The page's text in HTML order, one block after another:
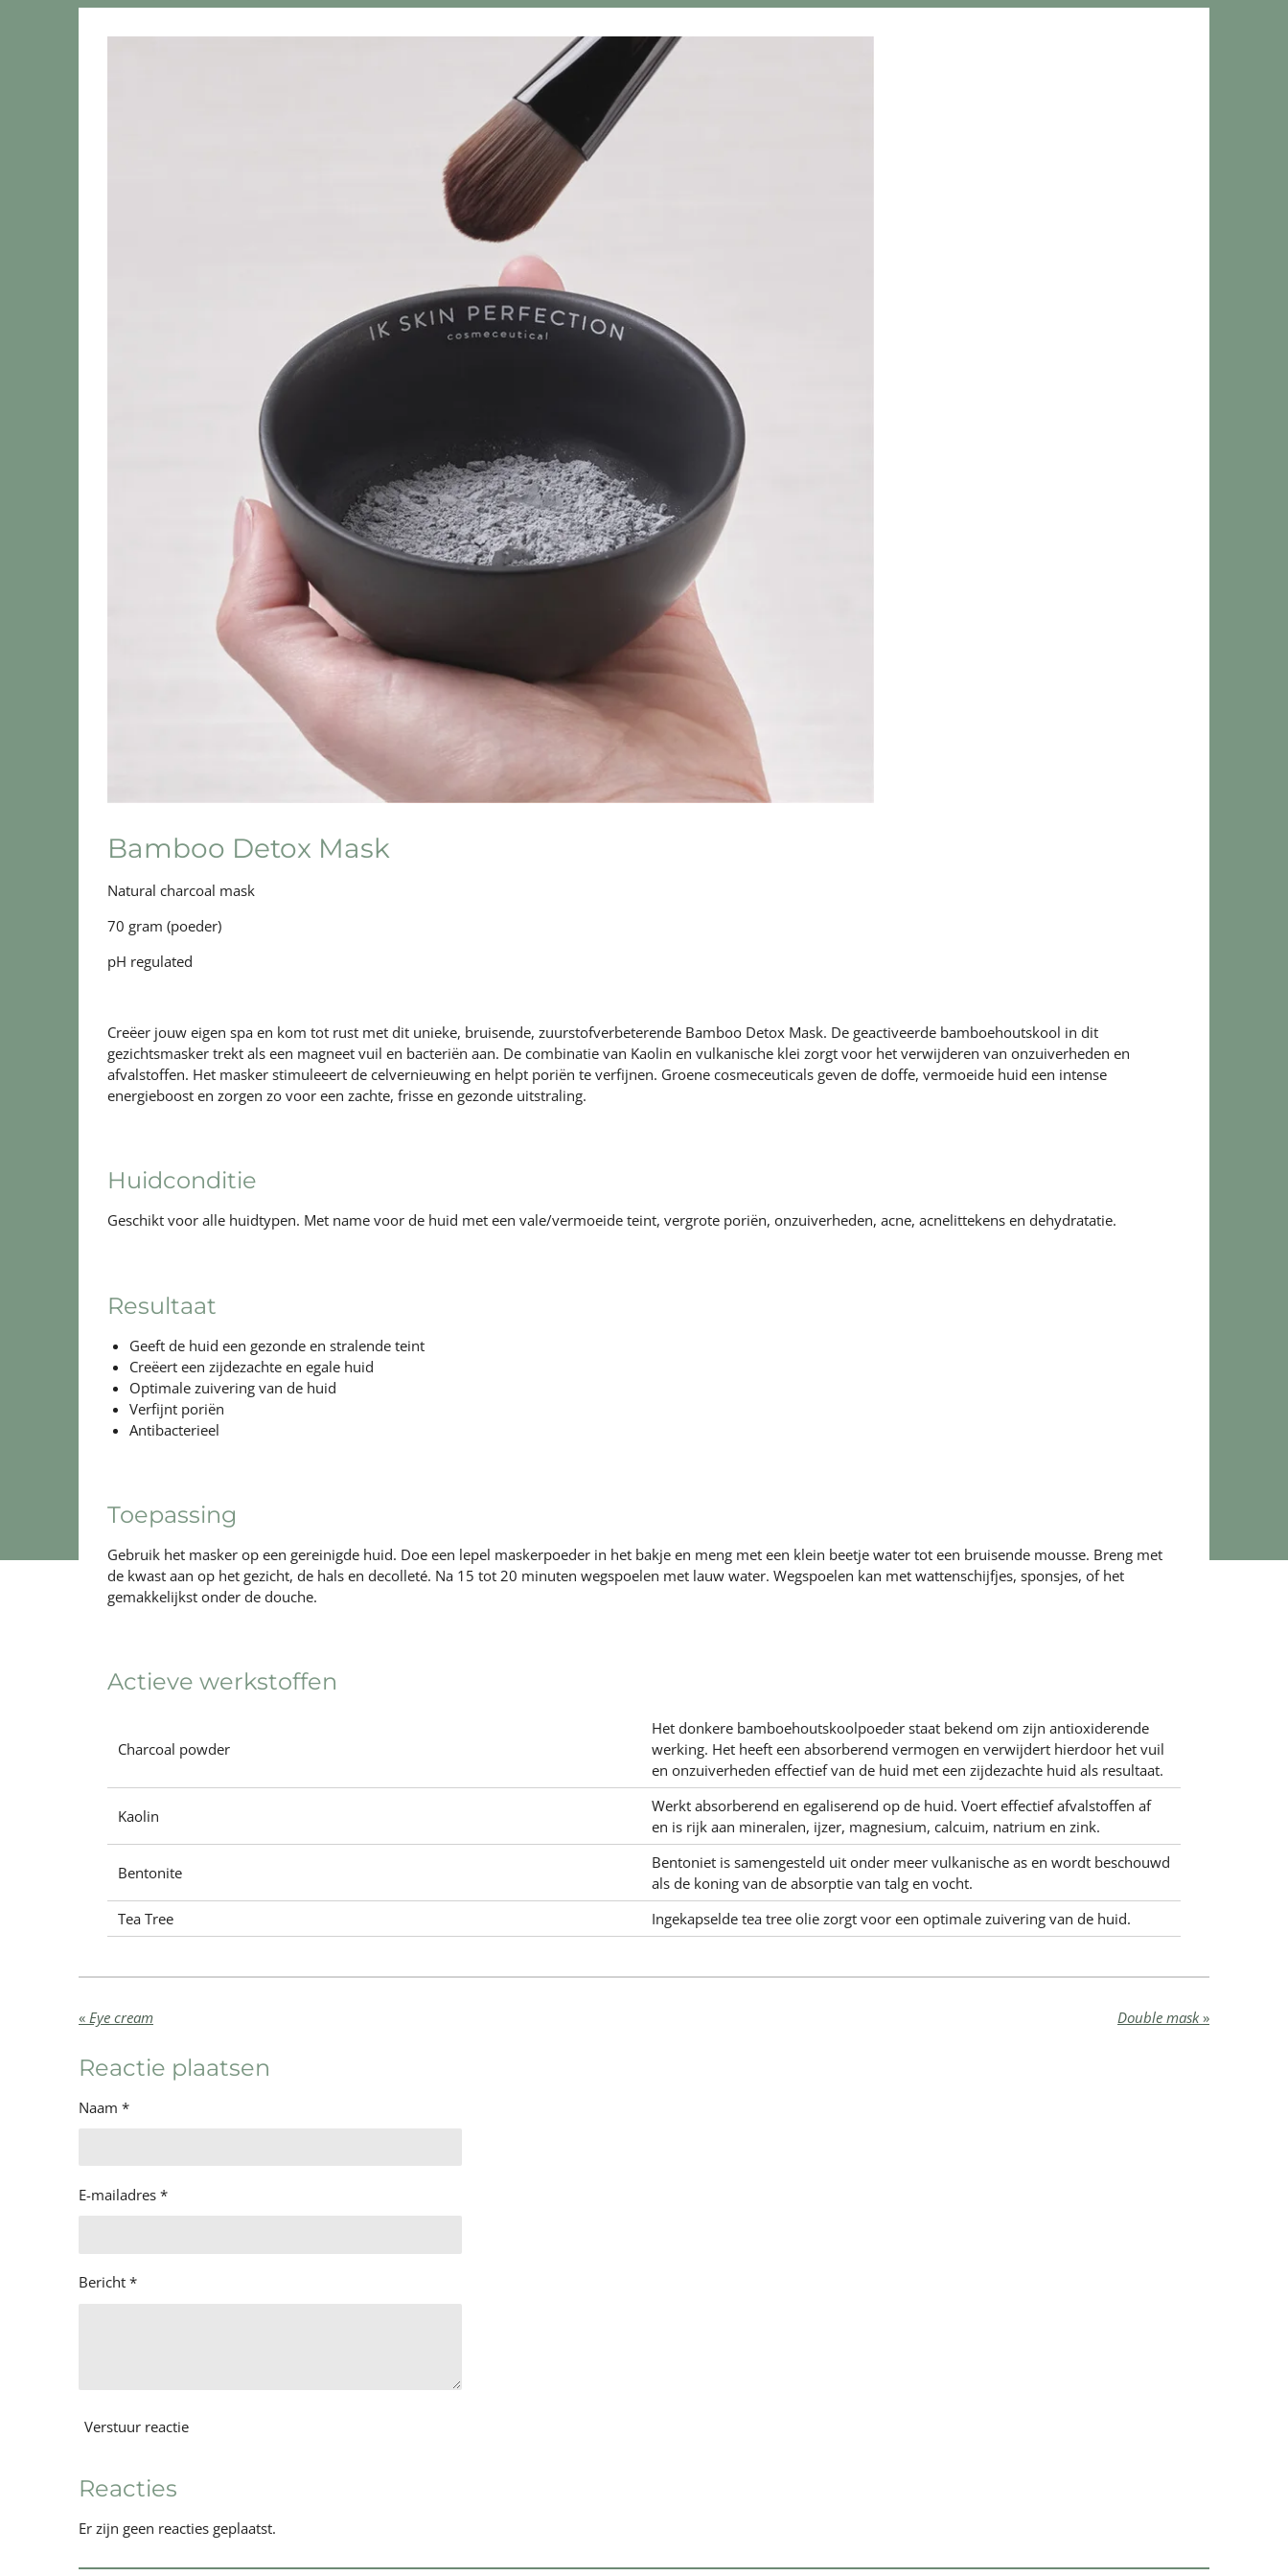
Bamboo Detox Mask
Natural charcoal mask
70 gram (poeder)
pH regulated
Creëer jouw eigen spa en kom tot rust met dit unieke, bruisende, zuurstofverbeterende Bamboo Detox Mask. De geactiveerde bamboehoutskool in dit
gezichtsmasker trekt als een magneet vuil en bacteriën aan. De combinatie van Kaolin en vulkanische klei zorgt voor het verwijderen van onzuiverheden en
afvalstoffen. Het masker stimuleeert de celvernieuwing en helpt poriën te verfijnen. Groene cosmeceuticals geven de doffe, vermoeide huid een intense
energieboost en zorgen zo voor een zachte, frisse en gezonde uitstraling.
Huidconditie
Geschikt voor alle huidtypen. Met name voor de huid met een vale/vermoeide teint, vergrote poriën, onzuiverheden, acne, acnelittekens en dehydratatie.
Resultaat
Geeft de huid een gezonde en stralende teint
Creëert een zijdezachte en egale huid
Optimale zuivering van de huid
Verfijnt poriën
Antibacterieel
Toepassing
Gebruik het masker op een gereinigde huid. Doe een lepel maskerpoeder in het bakje en meng met een klein beetje water tot een bruisende mousse. Breng met
de kwast aan op het gezicht, de hals en decolleté. Na 15 tot 20 minuten wegspoelen met lauw water. Wegspoelen kan met wattenschijfjes, sponsjes, of het
gemakkelijkst onder de douche.
Actieve werkstoffen
Charcoal powder
Het donkere bamboehoutskoolpoeder staat bekend om zijn antioxiderende
werking. Het heeft een absorberend vermogen en verwijdert hierdoor het vuil
en onzuiverheden effectief van de huid met een zijdezachte huid als resultaat.
Kaolin
Werkt absorberend en egaliserend op de huid. Voert effectief afvalstoffen af
en is rijk aan mineralen, ijzer, magnesium, calcuim, natrium en zink.
Bentonite
Bentoniet is samengesteld uit onder meer vulkanische as en wordt beschouwd
als de koning van de absorptie van talg en vocht.
Tea Tree
Ingekapselde tea tree olie zorgt voor een optimale zuivering van de huid.
« Eye cream Double mask »
Reactie plaatsen
Naam *
E-mailadres *
Bericht *
Verstuur reactie
Reacties
Er zijn geen reacties geplaatst.